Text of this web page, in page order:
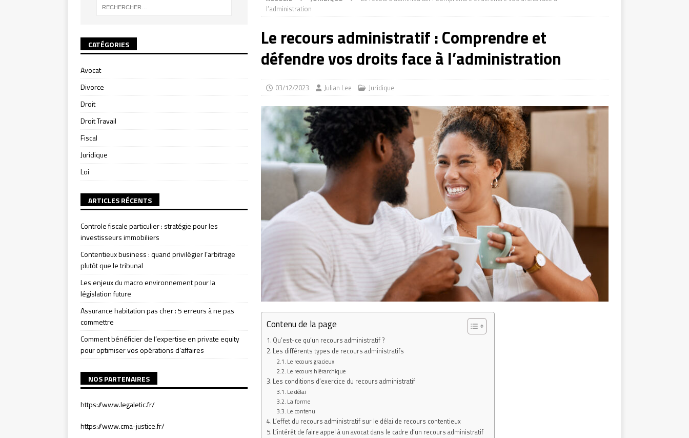
l’administration
Le recours administratif : Comprendre et
défendre vos droits face à l’administration
03/12/2023 Julian Lee Juridique
Contenu de la page
Qu’est-ce qu’un recours administratif ?
Les différents types de recours administratifs
Le recours gracieux
Le recours hiérarchique
Les conditions d’exercice du recours administratif
Le délai
La forme
Le contenu
L’effet du recours administratif sur le délai de recours contentieux
L’intérêt de faire appel à un avocat dans le cadre d’un recours administratif
CATÉGORIES
Avocat
Divorce
Droit
Droit Travail
Fiscal
Juridique
Loi
ARTICLES RÉCENTS
Controle fiscale particulier : stratégie pour les
investisseurs immobiliers
Contentieux business : quand privilégier l’arbitrage
plutôt que le tribunal
Les enjeux du macro environnement pour la
législation future
Assurance habitation pas cher : 5 erreurs à ne pas
commettre
Comment bénéficier de l’expertise en private equity
pour optimiser vos opérations d’affaires
NOS PARTENAIRES
https://www.legaletic.fr/
https://www.cma-justice.fr/